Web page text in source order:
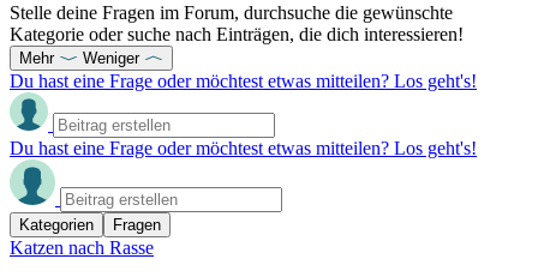
Stelle deine Fragen im Forum, durchsuche die gewünschte
Kategorie oder suche nach Einträgen, die dich interessieren!
Mehr Weniger
Du hast eine Frage oder möchtest etwas mitteilen? Los geht's!
Du hast eine Frage oder möchtest etwas mitteilen? Los geht's!
Kategorien Fragen
Katzen nach Rasse